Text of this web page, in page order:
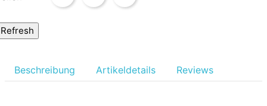
Beschreibung Artikeldetails Reviews